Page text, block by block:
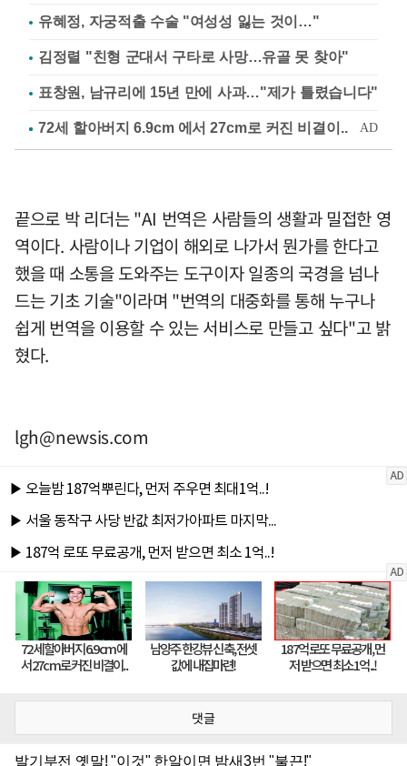
유혜정, 자궁적출 수술 "여성성 잃는 것이…"
김정렬 "친형 군대서 구타로 사망…유골 못 찾아"
표창원, 남규리에 15년 만에 사과…"제가 틀렸습니다"
끝으로 박 리더는 "AI 번역은 사람들의 생활과 밀접한 영
역이다. 사람이나 기업이 해외로 나가서 뭔가를 한다고
했을 때 소통을 도와주는 도구이자 일종의 국경을 넘나
드는 기초 기술"이라며 "번역의 대중화를 통해 누구나
쉽게 번역을 이용할 수 있는 서비스로 만들고 싶다"고 밝
혔다.
lgh@newsis.com
댓글